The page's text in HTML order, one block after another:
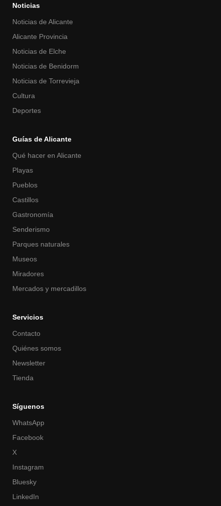
Noticias
Noticias de Alicante
Alicante Provincia
Noticias de Elche
Noticias de Benidorm
Noticias de Torrevieja
Cultura
Deportes
Guías de Alicante
Qué hacer en Alicante
Playas
Pueblos
Castillos
Gastronomía
Senderismo
Parques naturales
Museos
Miradores
Mercados y mercadillos
Servicios
Contacto
Quiénes somos
Newsletter
Tienda
Síguenos
WhatsApp
Facebook
X
Instagram
Bluesky
LinkedIn